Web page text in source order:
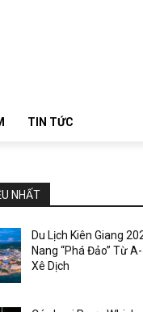
TIN TỨC
NHẤT
Du Lịch Kiên Giang
Nang “Phá Đảo” Từ
Xê Dịch